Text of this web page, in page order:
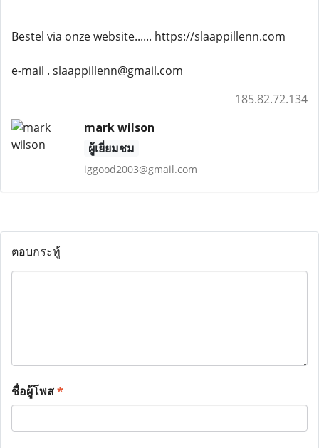
Bestel via onze website...... https://slaappillenn.com
e-mail . slaappillenn@gmail.com
185.82.72.134
mark wilson
ผู้เยี่ยมชม
iggood2003@gmail.com
ตอบกระทู้
ชื่อผู้โพส*